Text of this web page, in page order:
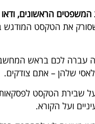
המשפטים הראשונים,
את הטקסט המודגש
עברה לכם בראש
שלהן – אתם צודקים.
שבירת הטקסט לפסקאות
ועל הקורא.